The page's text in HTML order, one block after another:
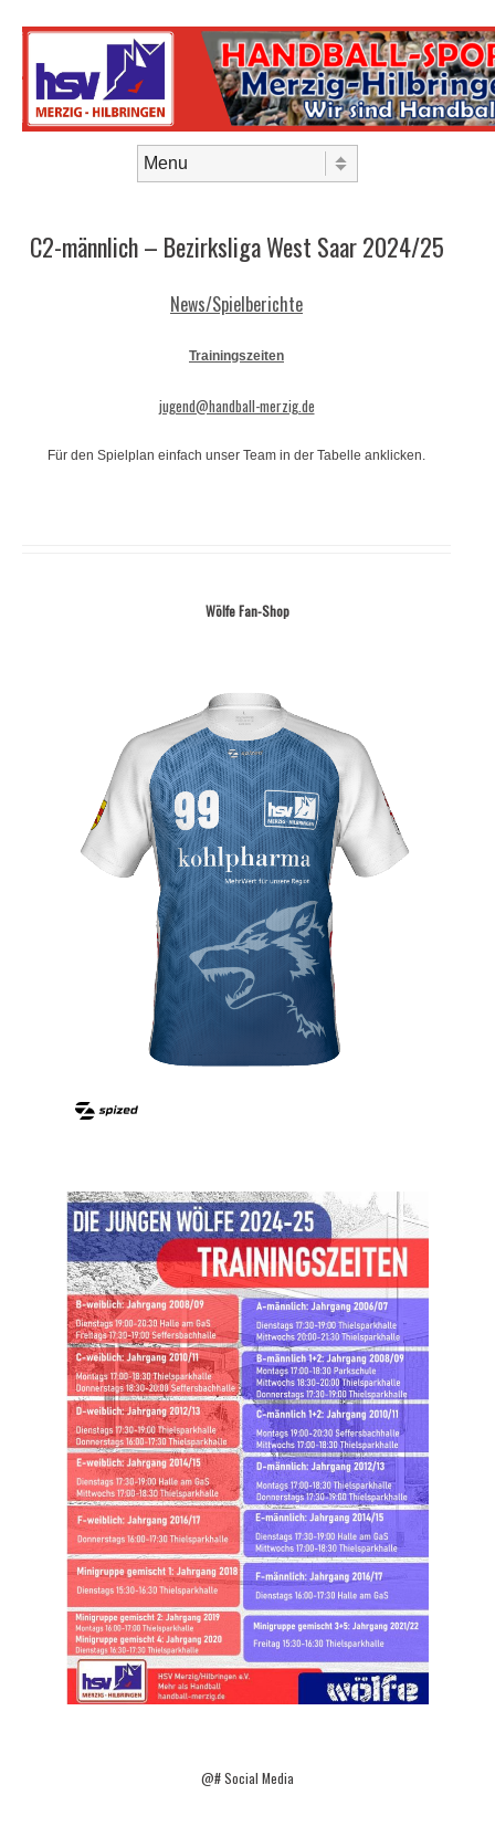
C2-männlich – Bezirksliga West Saar 2024/25
News/Spielberichte
Trainingszeiten
jugend@handball-merzig.de
Für den Spielplan einfach unser Team in der Tabelle anklicken.
Wölfe Fan-Shop
@# Social Media